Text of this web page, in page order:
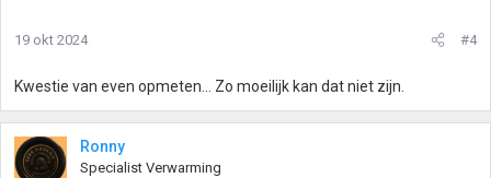
19 okt 2024 #4
Kwestie van even opmeten... Zo moeilijk kan dat niet zijn.
Ronny
Specialist Verwarming